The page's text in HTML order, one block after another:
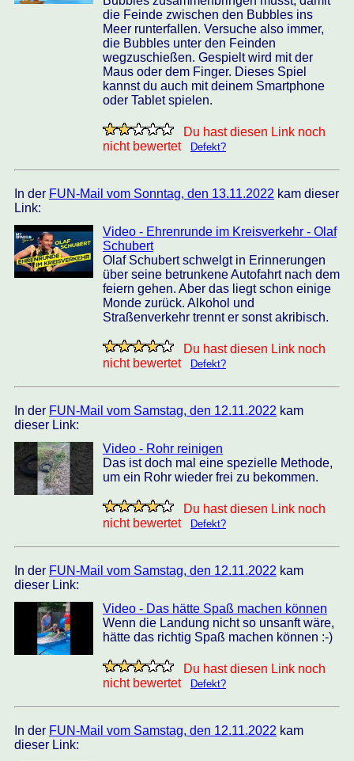
die Feinde zwischen den Bubbles ins
Meer runterfallen. Versuche also immer,
die Bubbles unter den Feinden
wegzuschießen. Gespielt wird mit der
Maus oder dem Finger. Dieses Spiel
kannst du auch mit deinem Smartphone
oder Tablet spielen.
Du hast diesen Link noch
nicht bewertet
Defekt?
In der FUN-Mail vom Sonntag, den 13.11.2022 kam dieser
Link:
Video - Ehrenrunde im Kreisverkehr - Olaf
Schubert
Olaf Schubert schwelgt in Erinnerungen
über seine betrunkene Autofahrt nach dem
feiern gehen. Aber das liegt schon einige
Monde zurück. Alkohol und
Straßenverkehr trennt er sonst akribisch.
Du hast diesen Link noch
nicht bewertet
Defekt?
In der FUN-Mail vom Samstag, den 12.11.2022 kam
dieser Link:
Video - Rohr reinigen
Das ist doch mal eine spezielle Methode,
um ein Rohr wieder frei zu bekommen.
Du hast diesen Link noch
nicht bewertet
Defekt?
In der FUN-Mail vom Samstag, den 12.11.2022 kam
dieser Link:
Video - Das hätte Spaß machen können
Wenn die Landung nicht so unsanft wäre,
hätte das richtig Spaß machen können :-)
Du hast diesen Link noch
nicht bewertet
Defekt?
In der FUN-Mail vom Samstag, den 12.11.2022 kam
dieser Link: